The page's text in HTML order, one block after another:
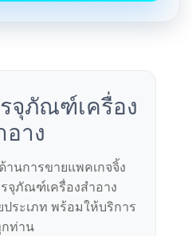
จุภัณฑ์เครื่อง
อาง
านการขายแพคเกจจิ้ง
จุภัณฑ์เครื่องสำอาง
ระเภท พร้อมให้บริการ
ท่าน